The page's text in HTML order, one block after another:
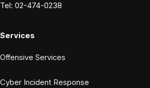
Tel: 02-474-0238
Services
Offensive Services
Cyber Incident Response